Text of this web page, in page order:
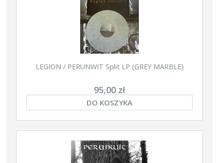
LEGION / PERUNWIT Split LP (GREY MARBLE)
95,00 zł
DO KOSZYKA